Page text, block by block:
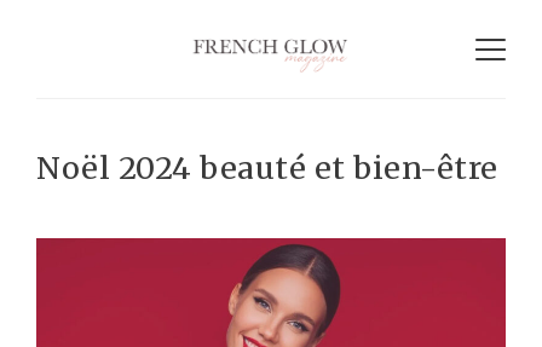
Noël 2024 beauté et bien-être